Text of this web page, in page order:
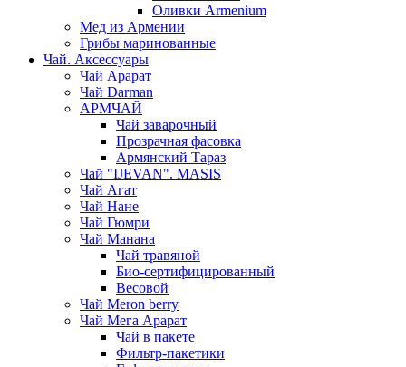
Оливки Armenium
Мед из Армении
Грибы маринованные
Чай. Аксессуары
Чай Арарат
Чай Darman
АРМЧАЙ
Чай заварочный
Прозрачная фасовка
Армянский Тараз
Чай "IJEVAN". MASIS
Чай Агат
Чай Нане
Чай Гюмри
Чай Манана
Чай травяной
Био-сертифицированный
Весовой
Чай Meron berry
Чай Мега Арарат
Чай в пакете
Фильтр-пакетики